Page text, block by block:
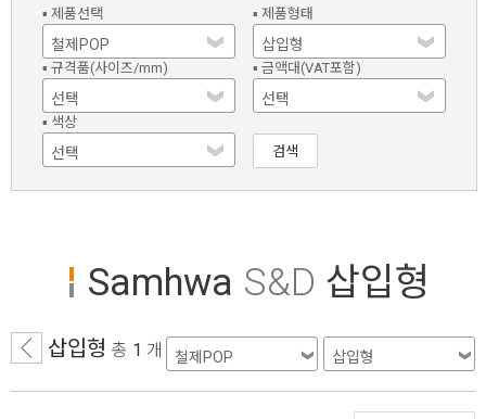
▪ 제품선택 ▪ 제품형태
▪ 규격품(사이즈/mm) ▪ 금액대(VAT포함)
▪ 색상
검색
Samhwa S&D 삽입형
삽입형 총 1 개